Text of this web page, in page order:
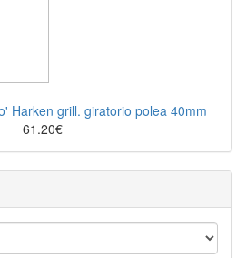
Harken grill. giratorio polea 40mm
61.20€